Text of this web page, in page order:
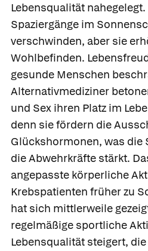
Lebensqualität
Spaziergänge im
verschwinden, aber sie
Wohlbefinden.
gesunde Menschen
Alternativmediziner
und Sex ihren Platz im
denn sie fördern die
Glückshormonen, was die
die Abwehrkräfte stärkt.
angepasste körperliche
Krebspatienten früher zu
hat sich mittlerweile
regelmäßige sportliche
Lebensqualität steigert,